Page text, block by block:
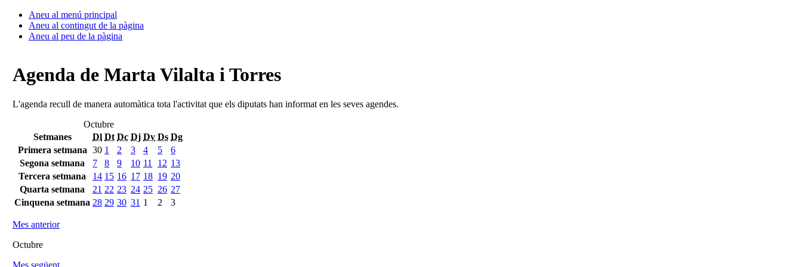
Aneu al menú principal
Aneu al contingut de la pàgina
Aneu al peu de la pàgina
Agenda de Marta Vilalta i Torres
L'agenda recull de manera automàtica tota l'activitat que els diputats han informat en les seves agendes.
Octubre
Setmanes
Dl Dt Dc Dj Dv Ds Dg
Primera setmana 30 1 2 3 4 5
6
Segona setmana
7 8 9 10 11 12 13
Tercera setmana
14 15 16 17 18 19 20
Quarta setmana
21 22 23 24 25 26 27
Cinquena setmana 28 29 30 31 1 2 3
Mes anterior
Octubre
Mes següent